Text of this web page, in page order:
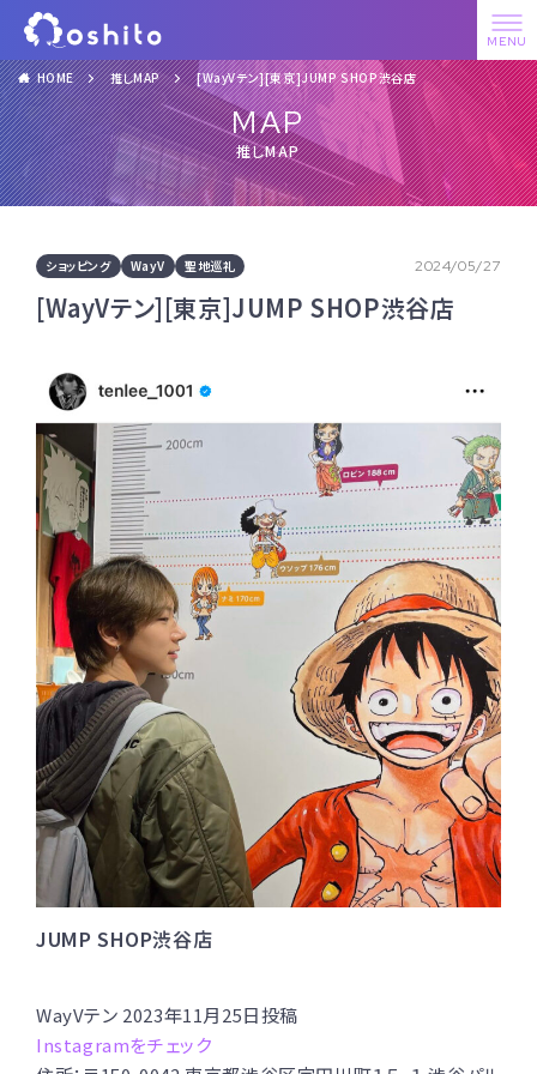
HOME 推しMAP [WayVテン][東京]JUMP SHOP渋谷店
MAP
推しMAP
ショッピング WayV 聖地巡礼 2024/05/27
[WayVテン][東京]JUMP SHOP渋谷店
JUMP SHOP渋谷店
WayVテン 2023年11月25日投稿
Instagramをチェック